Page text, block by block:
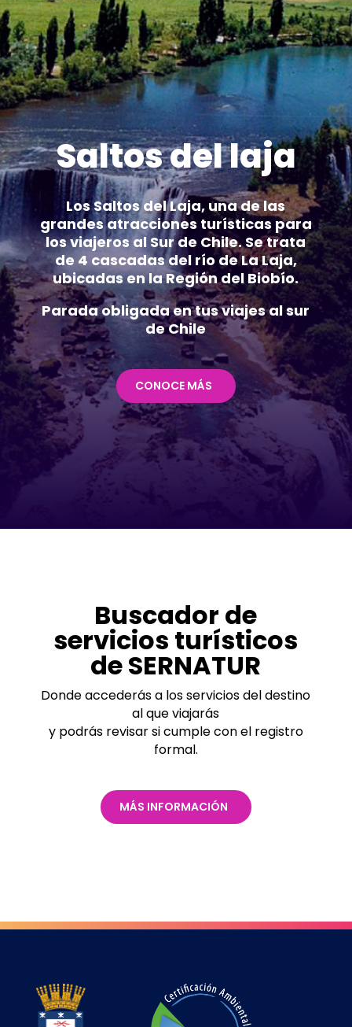
Saltos del laja
Los Saltos del Laja, una de las
grandes atracciones turísticas para
los viajeros al Sur de Chile. Se trata
de 4 cascadas del río de La Laja,
ubicadas en la Región del Biobío.
Parada obligada en tus viajes al sur
de Chile
CONOCE MÁS
Buscador de
servicios turísticos
de SERNATUR
Donde accederás a los servicios del destino
al que viajarás
y podrás revisar si cumple con el registro
formal.
MÁS INFORMACIÓN